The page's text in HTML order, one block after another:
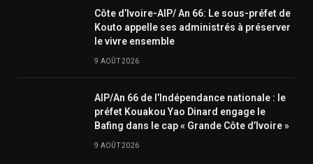
Côte d’Ivoire-AIP/ An 66: Le sous-préfet de
Kouto appelle ses administrés à préserver
le vivre ensemble
9 AOÛT 2026
AIP/An 66 de l’Indépendance nationale : le
préfet Kouakou Yao Dinard engage le
Bafing dans le cap « Grande Côte d’Ivoire »
9 AOÛT 2026